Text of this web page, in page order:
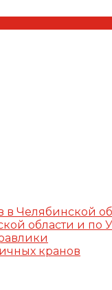
в Челябинской
области и по
кранов